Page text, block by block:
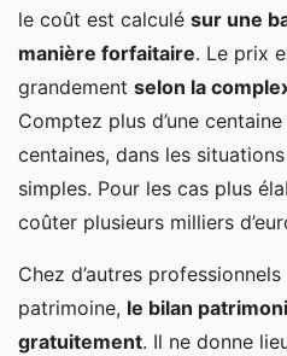
le coût est calculé sur une
manière forfaitaire. Le prix
grandement selon la
Comptez plus d’une
centaines, dans les
simples. Pour les cas plus
coûter plusieurs milliers
Chez d’autres
patrimoine, le bilan
gratuitement. Il ne donne